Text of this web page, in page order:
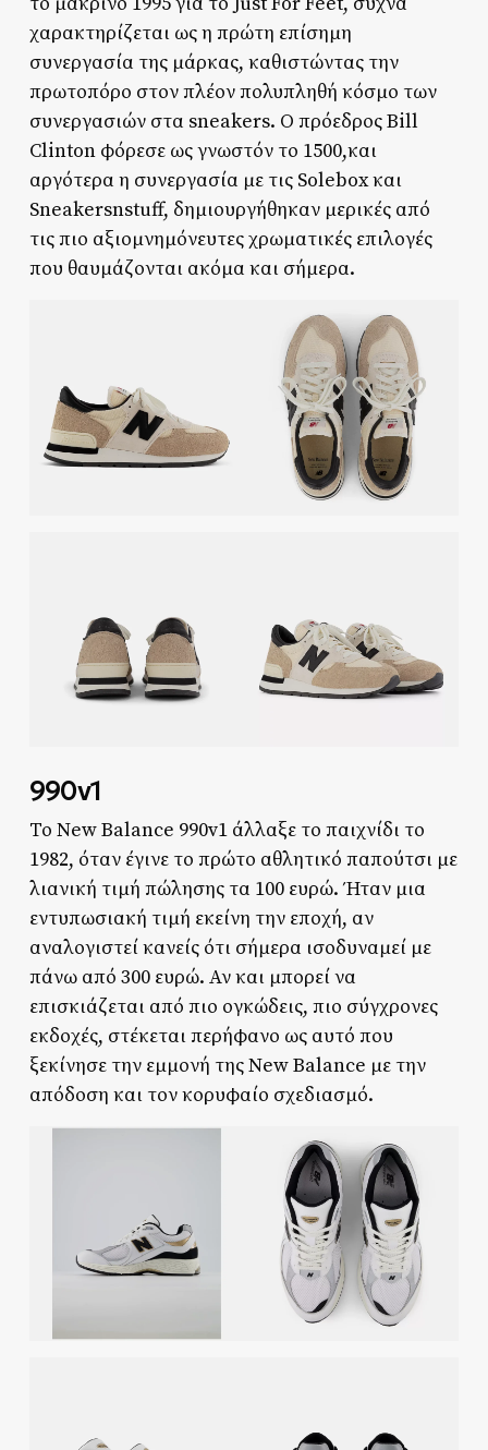
χαρακτηρίζεται ως η πρώτη επίσημη
συνεργασία της μάρκας, καθιστώντας την
πρωτοπόρο στον πλέον πολυπληθή κόσμο των
συνεργασιών στα sneakers. Ο πρόεδρος Bill
Clinton φόρεσε ως γνωστόν το 1500,και
αργότερα η συνεργασία με τις Solebox και
Sneakersnstuff, δημιουργήθηκαν μερικές από
τις πιο αξιομνημόνευτες χρωματικές επιλογές
που θαυμάζονται ακόμα και σήμερα.
990v1
Το New Balance 990v1 άλλαξε το παιχνίδι το
1982, όταν έγινε το πρώτο αθλητικό παπούτσι με
λιανική τιμή πώλησης τα 100 ευρώ. Ήταν μια
εντυπωσιακή τιμή εκείνη την εποχή, αν
αναλογιστεί κανείς ότι σήμερα ισοδυναμεί με
πάνω από 300 ευρώ. Αν και μπορεί να
επισκιάζεται από πιο ογκώδεις, πιο σύγχρονες
εκδοχές, στέκεται περήφανο ως αυτό που
ξεκίνησε την εμμονή της New Balance με την
απόδοση και τον κορυφαίο σχεδιασμό.